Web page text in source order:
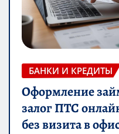
БАНКИ И КРЕДИТЫ
Оформление
залог ПТС
без визита в